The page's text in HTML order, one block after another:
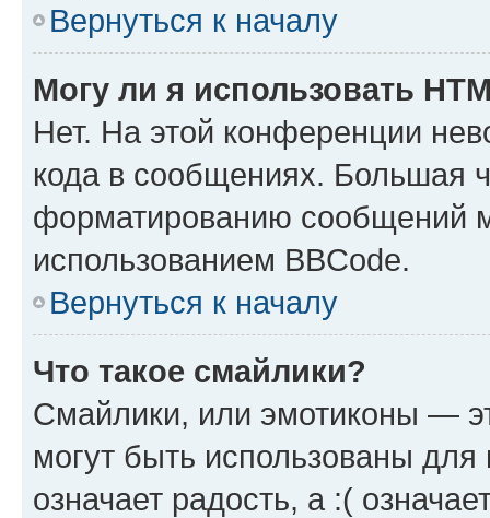
Вернуться к началу
Могу ли я использовать
Нет. На этой конференции
кода в сообщениях. Большая
форматированию сообщений
использованием BBCode.
Вернуться к началу
Что такое смайлики?
Смайлики, или эмотиконы —
могут быть использованы
означает радость, а :(